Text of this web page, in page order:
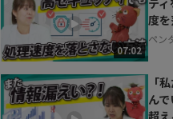
07:02
テ
度
ペン
「
ん
超